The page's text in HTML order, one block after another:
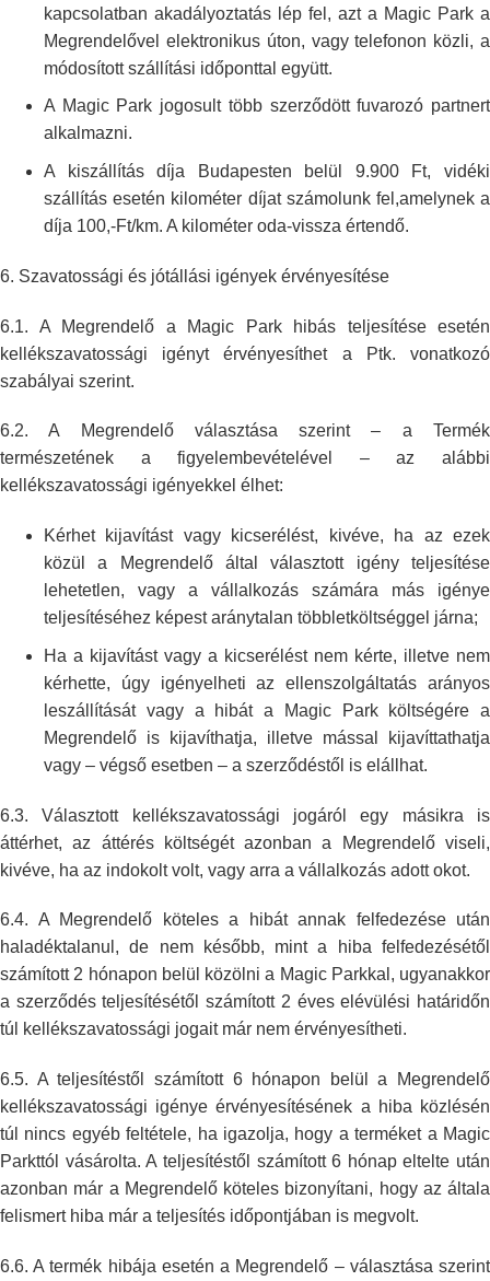
kapcsolatban akadályoztatás lép fel, azt a Magic Park a
Megrendelővel elektronikus úton, vagy telefonon közli, a
módosított szállítási időponttal együtt.
A Magic Park jogosult több szerződött fuvarozó partnert
alkalmazni.
A kiszállítás díja Budapesten belül 9.900 Ft, vidéki
szállítás esetén kilométer díjat számolunk fel,amelynek a
díja 100,-Ft/km. A kilométer oda-vissza értendő.
6. Szavatossági és jótállási igények érvényesítése
6.1. A Megrendelő a Magic Park hibás teljesítése esetén
kellékszavatossági igényt érvényesíthet a Ptk. vonatkozó
szabályai szerint.
6.2. A Megrendelő választása szerint – a Termék
természetének a figyelembevételével – az alábbi
kellékszavatossági igényekkel élhet:
Kérhet kijavítást vagy kicserélést, kivéve, ha az ezek
közül a Megrendelőáltal választott igény teljesítése
lehetetlen, vagy a vállalkozás számára más igénye
teljesítéséhez képest aránytalan többletköltséggel járna;
Ha a kijavítást vagy a kicserélést nem kérte, illetve nem
kérhette, úgyigényelheti az ellenszolgáltatás arányos
leszállítását vagy a hibát a MagicPark költségére a
Megrendelő is kijavíthatja, illetve mással
kijavíttathatja
vagy – végső esetben – a szerződéstől is elállhat.
6.3. Választott kellékszavatossági jogáról egy másikra is
áttérhet, az áttérés költségét azonban a Megrendelő viseli,
kivéve, ha az indokolt volt, vagy arra a vállalkozás adott okot.
6.4. A Megrendelő köteles a hibát annak felfedezése után
haladéktalanul, de nem később, mint a hiba felfedezésétől
számított 2 hónapon belül közölni a Magic Parkkal, ugyanakkor
a szerződés teljesítésétől számított 2 éveselévülési határidőn
túl kellékszavatossági jogait már nem érvényesítheti.
6.5. A teljesítéstől számított 6 hónapon belül a Megrendelő
kellékszavatossági igénye érvényesítésének a hiba közlésén
túl nincs egyébfeltétele, ha igazolja, hogy a terméket a Magic
Parkttól vásárolta. A teljesítéstől számított 6 hónap eltelte után
azonban már a Megrendelőköteles bizonyítani, hogy az általa
felismert hiba már a teljesítés időpontjában is megvolt.
6.6. A termék hibája esetén a Megrendelő – választása szerint